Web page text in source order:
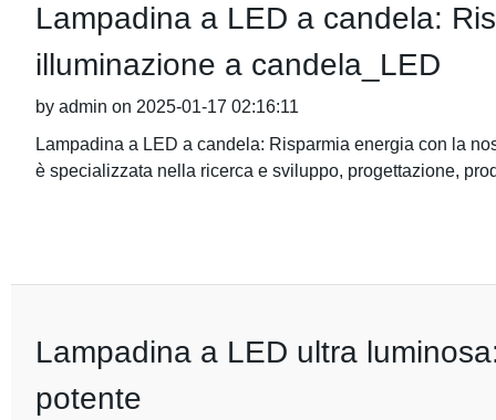
Lampadina a LED a candela:
illuminazione a candela_LED
by admin on 2025-01-17 02:16:11
Lampadina a LED a candela: Risparmia energia con la
è specializzata nella ricerca e sviluppo, progettazione,
Lampadina a LED ultra
potente